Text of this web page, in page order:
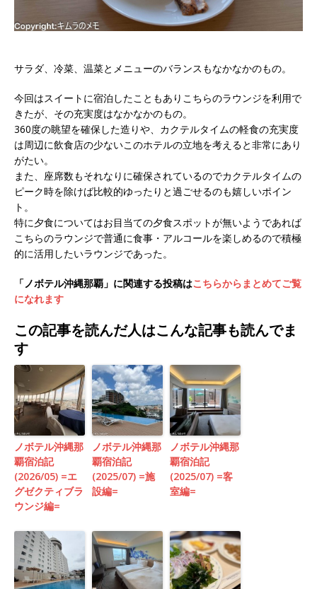
サラダ、冷菜、温菜とメニューのバランスもなかなかのもの。
今回はスイートに宿泊したこともありこちらのラウンジを利用で
きたが、その充実度はなかなかのもの。
360度の眺望を確保した造りや、カクテルタイムの軽食の充実度
は周辺に飲食店の少ないこのホテルの立地を考えると非常にあり
がたい。
また、座席数もそれなりに確保されているのでカクテルタイムの
ピーク時を除けば比較的ゆったりと過ごせるのも嬉しいポイン
ト。
特に夕食についてはお目当ての夕食スポットが無いようであれば
こちらのラウンジで普通に食事・アルコールを楽しめるので積極
的に活用したいラウンジであった。
「ノボテル沖縄那覇」に関連する投稿はこちらからまとめてご覧
になれます
この記事を読んだ人はこんな記事も読んでま
す
ノボテル沖縄那
覇宿泊記
(2026/05) =エ
グゼクティブラ
ウンジ編=
ノボテル沖縄那
覇宿泊記
(2025/07) =施
設編=
ノボテル沖縄那
覇宿泊記
(2025/07) =客
室編=